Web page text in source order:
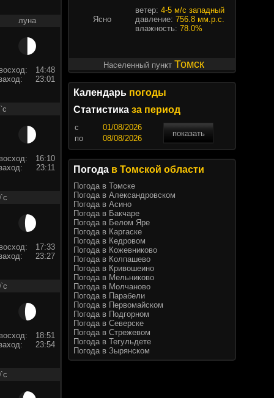
луна
восход:
14:48
23:01
восход:
16:10
23:11
восход:
17:33
23:27
восход:
18:51
23:54
Ясно
ветер: 4-5 м/с западный
давление: 756.8 мм.р.с.
влажность: 78.0%
Населенный пункт Томск
Календарь погоды
Статистика за период
c
показать
по
Погода в Томской области
Погода в Томске
Погода в Александровском
Погода в Асино
Погода в Бакчаре
Погода в Белом Яре
Погода в Каргаске
Погода в Кедровом
Погода в Кожевниково
Погода в Колпашево
Погода в Кривошеино
Погода в Мельниково
Погода в Молчаново
Погода в Парабели
Погода в Первомайском
Погода в Подгорном
Погода в Северске
Погода в Стрежевом
Погода в Тегульдете
Погода в Зырянском